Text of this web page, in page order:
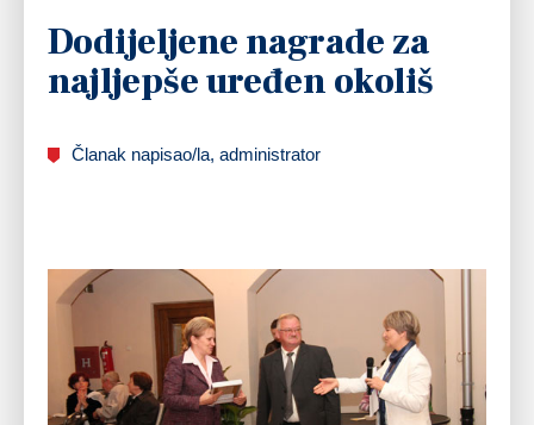
Dodijeljene nagrade za
najljepše uređen okoliš
Članak napisao/la, administrator